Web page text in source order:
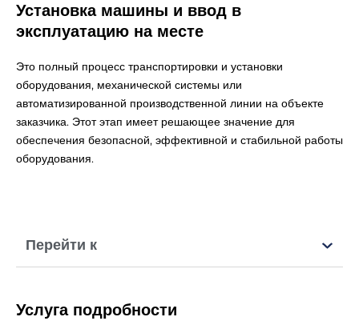
Установка машины и ввод в
эксплуатацию на месте
Это полный процесс транспортировки и установки
оборудования, механической системы или
автоматизированной производственной линии на объекте
заказчика. Этот этап имеет решающее значение для
обеспечения безопасной, эффективной и стабильной работы
оборудования.
Перейти к
Услуга подробности